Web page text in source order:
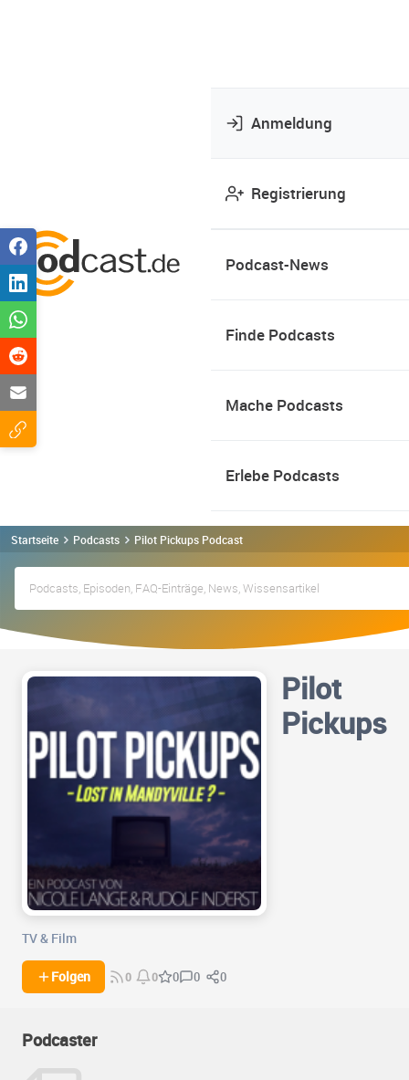
Anmeldung
Registrierung
Podcast-News
Finde Podcasts
Mache Podcasts
Erlebe Podcasts
Startseite Podcasts Pilot Pickups Podcast
Pilot
Pickups
TV & Film
Folgen 0 0 0 0 0
Podcaster